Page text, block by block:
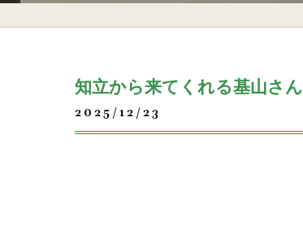
知立から来てくれる基山さん
2025/12/23